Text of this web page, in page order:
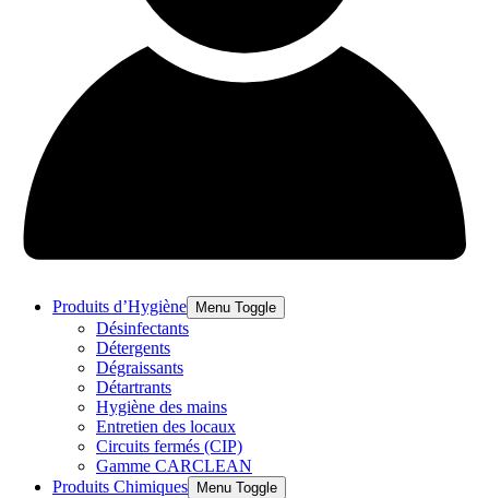
Produits d’Hygiène Menu Toggle
Désinfectants
Détergents
Dégraissants
Détartrants
Hygiène des mains
Entretien des locaux
Circuits fermés (CIP)
Gamme CARCLEAN
Produits Chimiques
Menu Toggle